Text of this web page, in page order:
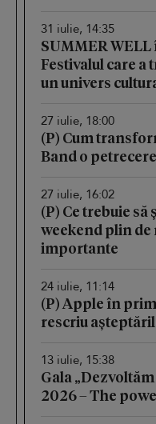
31 iulie, 14:35
SUMMER
Festivalul care
un univers
27 iulie, 18:00
(P) Cum
Band o
27 iulie, 16:02
(P) Ce trebuie
weekend plin
importante
24 iulie, 11:14
(P) Apple în
rescriu
13 iulie, 15:38
Gala
2026 – The